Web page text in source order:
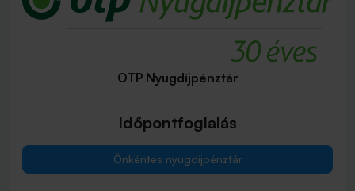
OTP Nyugdíjpénztár
Időpontfoglalás
Önkéntes nyugdíjpénztár